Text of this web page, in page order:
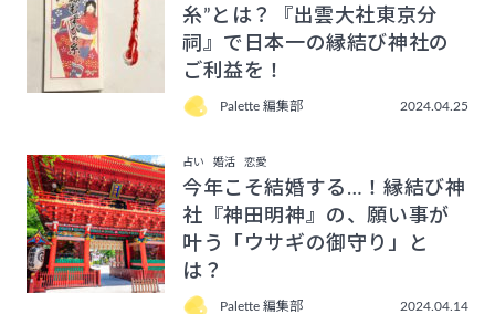
糸”とは？『出雲大社東京分
祠』で日本一の縁結び神社の
ご利益を！
Palette 編集部 2024.04.25
占い 婚活 恋愛
今年こそ結婚する…！縁結び神
社『神田明神』の、願い事が
叶う「ウサギの御守り」と
は？
Palette 編集部 2024.04.14